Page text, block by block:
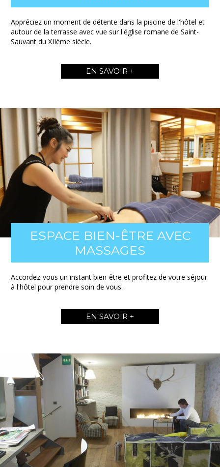
Appréciez un moment de détente dans la piscine de l'hôtel et
autour de la terrasse avec vue sur l'église romane de Saint-
Sauvant du XIIème siècle.
EN SAVOIR +
ESPACE BIEN-ÊTRE AVEC
MASSAGES
Accordez-vous un instant bien-être et profitez de votre séjour
à l'hôtel pour prendre soin de vous.
EN SAVOIR +